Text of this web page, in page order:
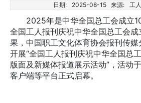
日期: 2025-08-15 来源: 工
2025年是中华全国总工会成立
全国工人报刊庆祝中华全国总工会
果，中国职工文化体育协会报刊传
开展“全国工人报刊庆祝中华全国总
版面及新媒体报道展示活动”，活动
客户端等平台正式启幕。